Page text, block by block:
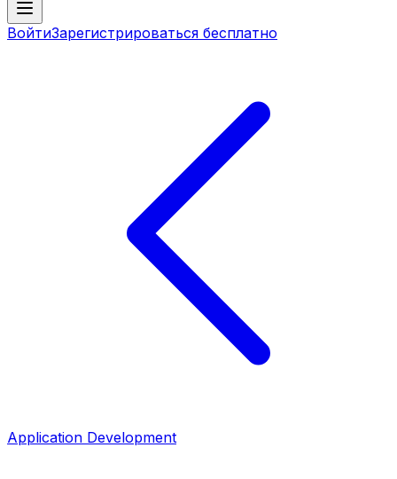
ВойтиЗарегистрироваться бесплатно
Application Development